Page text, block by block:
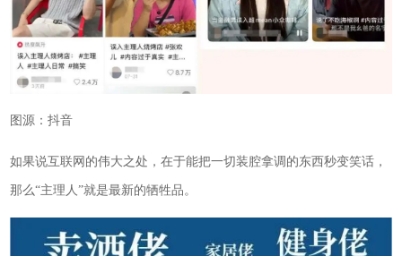
图源：抖音
如果说互联网的伟大之处，在于能把一切装腔拿调的东西秒变笑话，
那么“主理人”就是最新的牺牲品。